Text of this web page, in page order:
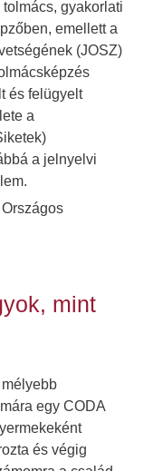
gyakorlati
emellett a
(JOSZ)
és felügyelt
a
a jelnyelvi
mint
egy CODA
és végig